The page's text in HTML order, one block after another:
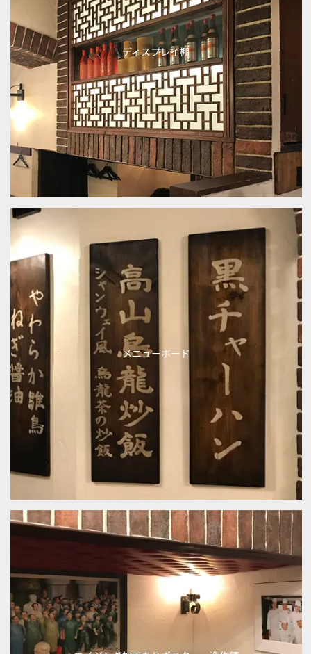
ディスプレイ棚
メニューボード